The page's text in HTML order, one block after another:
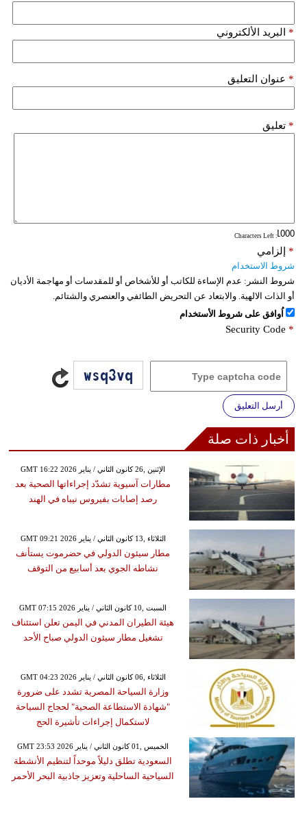
البريد الألكتروني *
عنوان التعليق *
تعليق *
: Characters Left
إلزامي *
شروط الاستخدام
شروط النشر: عدم الإساءة للكاتب أو للأشخاص أو للمقدسات أو مهاجمة الأديان
أو الذات الالهية. والابتعاد عن التحريض الطائفي والعنصري والشتائم.
اُوافق على شروط الأستخدام
Security Code *
أرسل التعليق
أخبار ذات صلة
GMT 16:22 2026 الإثنين ,26 كانون الثاني / يناير
مطارات آسيوية تشدّد إجراءاتها الصحية بعد
رصد إصابات بفيروس نيباه في الهند
GMT 09:21 2026 الثلاثاء ,13 كانون الثاني / يناير
مطار سيئون الدولي في حضرموت يستأنف
نشاطه الجوي بعد أسابيع من التوقف
GMT 07:15 2026 السبت ,10 كانون الثاني / يناير
هيئة الطيران المدني في اليمن تعلن استئناف
تشغيل مطار سيئون الدولي صباح الأحد
GMT 04:23 2026 الثلاثاء ,06 كانون الثاني / يناير
وزارة السياحة المصرية تشدد على ضرورة
"شهادة الاستطاعة الصحية" لحجاج السياحة
لاستكمال إجراءات تأشيرة الحج
GMT 23:53 2026 الخميس ,01 كانون الثاني / يناير
السعودية تطلق دليلاً موحداً لتنظيم الأنشطة
السياحية الساحلية وتعزيز جاذبية البحر الأحمر